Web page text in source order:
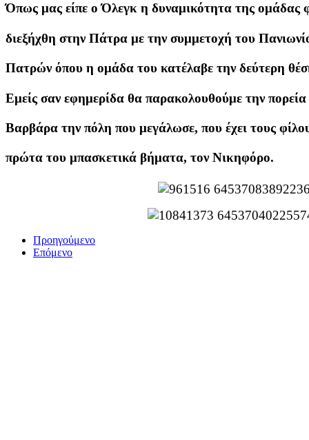
Όπως μας είπε ο Όλεγκ η δυναμικότητα της ομάδας
διεξήχθη στην Πάτρα με την συμμετοχή του
Πατρών όπου η ομάδα του κατέλαβε την δεύτερη
Εμείς σαν εφημερίδα θα παρακολουθούμε την
Βαρβάρα την πόλη που μεγάλωσε, που έχει τους
πρώτα του μπασκετικά βήματα, τον Νικηφόρο.
Προηγούμενο
Επόμενο